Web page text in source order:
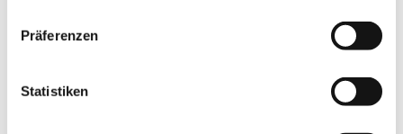
Präferenzen
Statistiken
Flexibilität in einem geregelten Rahmen sorgt
unsere Kernarbeitszeitregelung: Montag bis
Donnerstag von 08:00 bis 17:00 Uhr und Freitag